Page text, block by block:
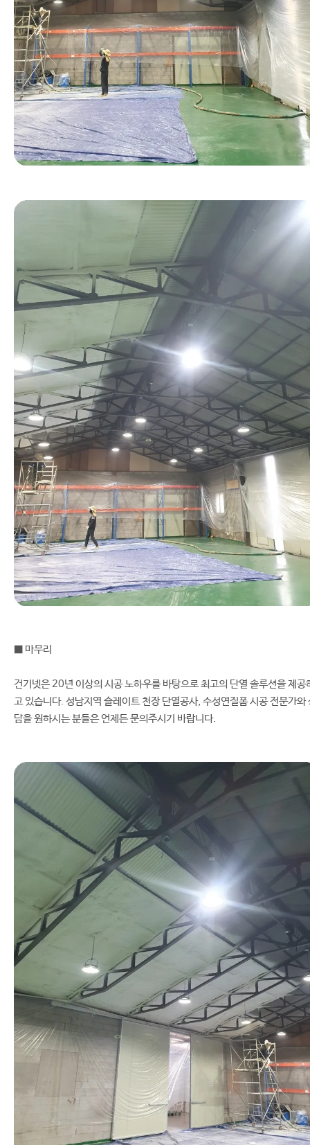
■ 마무리
건기넷은 20년 이상의 시공 노하우를 바탕으로 최고의 단열 솔루션을 제공
고 있습니다. 성남지역 슬레이트 천장 단열공사, 수성연질폼 시공 전문가와
담을 원하시는 분들은 언제든 문의주시기 바랍니다.